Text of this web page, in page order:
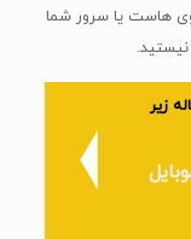
هاست یا سرور شما
زیر